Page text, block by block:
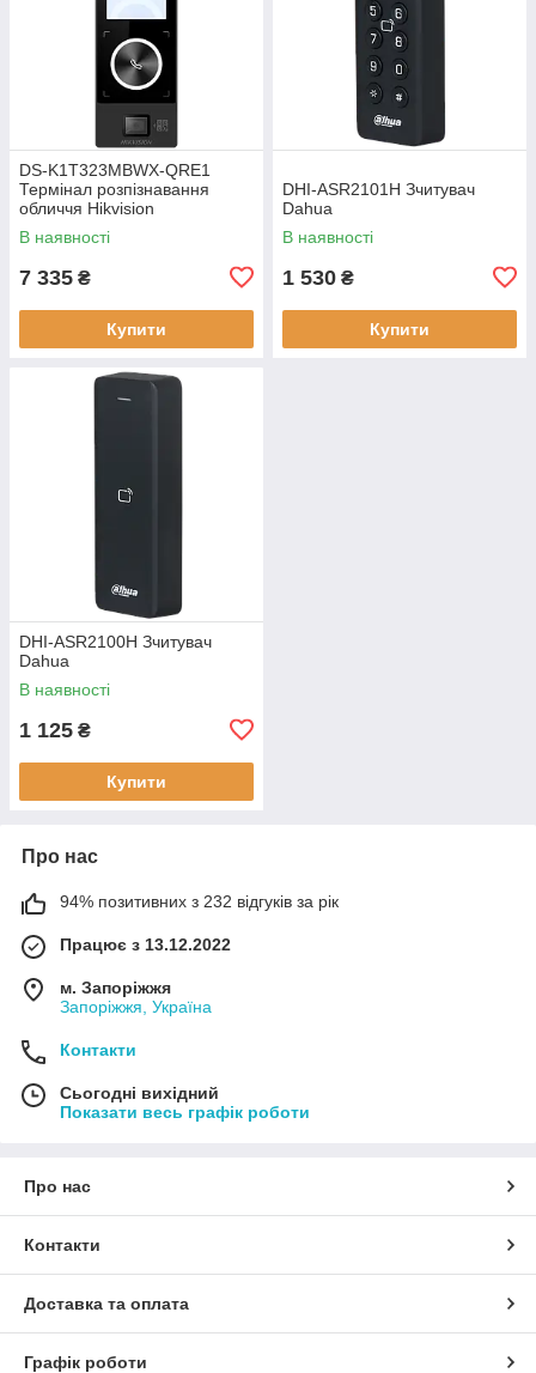
DS-K1T323MBWX-QRE1
Термінал розпізнавання
обличчя Hikvision
В наявності
7 335 ₴
Купити
DHI-ASR2101H Зчитувач
Dahua
В наявності
1 530 ₴
Купити
DHI-ASR2100H Зчитувач
Dahua
В наявності
1 125 ₴
Купити
Про нас
94% позитивних з 232 відгуків за рік
Працює з 13.12.2022
м. Запоріжжя
Запоріжжя, Україна
Контакти
Сьогодні вихідний
Показати весь графік роботи
Про нас
Контакти
Доставка та оплата
Графік роботи